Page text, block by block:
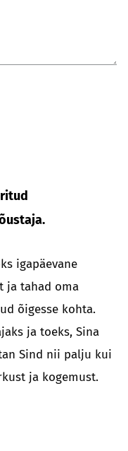
igapäevane
ja tahad oma
õigesse kohta.
ja toeks, Sina
Sind nii palju kui
ja kogemust.